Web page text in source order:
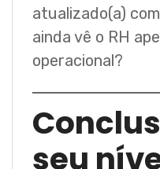
atualizado(a)
ainda vê o RH
operacional?
seu